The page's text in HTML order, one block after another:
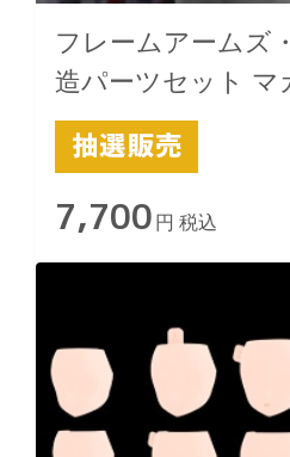
フレームアームズ
造パーツセット マ
ゥルガー用 -極-ス
7,700 円 税込